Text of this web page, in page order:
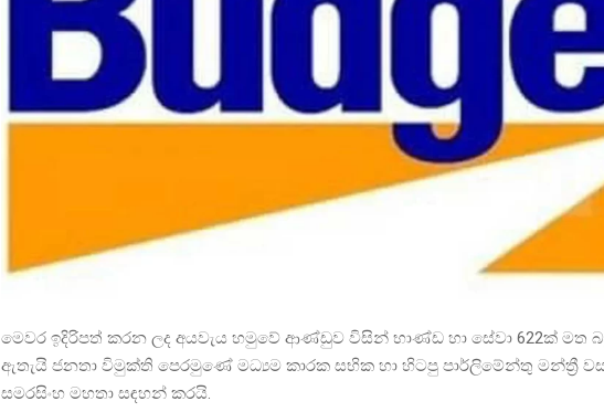
මෙවර ඉදිරිපත් කරන ලද අයවැය හමුවේ ආණ්ඩුව විසින් භාණ්ඩ හා සේවා 622ක් මත
ඇතැයි ජනතා විමුක්ති පෙරමුණේ මධ්‍යම කාරක සභික හා හිටපු පාර්ලිමේන්තු මන්ත්‍රී
සමරසිංහ මහතා සඳහන් කරයි.